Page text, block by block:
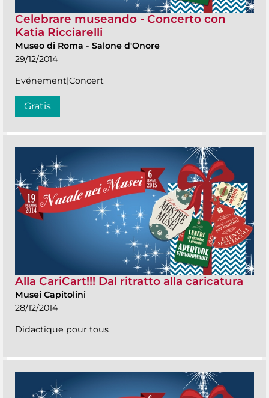
Celebrare museando - Concerto con
Katia Ricciarelli
Museo di Roma - Salone d'Onore
29/12/2014
Evénement|Concert
Gratis
Alla CariCart!!! Dal ritratto alla caricatura
Musei Capitolini
28/12/2014
Didactique pour tous